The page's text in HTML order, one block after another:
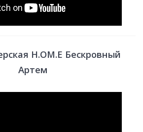
H.OM.E Бескровный
Артем